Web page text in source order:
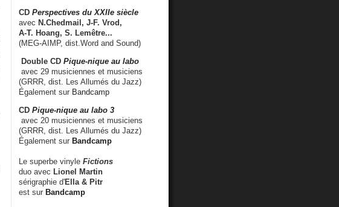
CD Perspectives du XXIIe siècle
avec N.Chedmail, J-F. Vrod,
A-T. Hoang, S. Lemêtre...
(MEG-AIMP, dist.Word and Sound)
Double CD Pique-nique au labo
avec 29 musiciennes et musiciens
(GRRR, dist. Les Allumés du Jazz)
Également sur Bandcamp
CD Pique-nique au labo 3
avec 20 musiciennes et musiciens
(GRRR, dist. Les Allumés du Jazz)
Également sur Bandcamp
Le superbe vinyle Fictions
duo avec Lionel Martin
sérigraphie d'Ella & Pitr
est sur Bandcamp